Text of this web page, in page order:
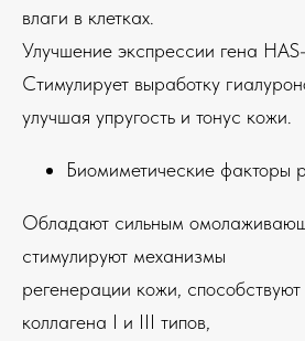
влаги в клетках.
Улучшение экспрессии гена
Стимулирует выработку
улучшая упругость и тонус кожи.
Биомиметические факторы
Обладают сильным
стимулируют механизмы
регенерации кожи,
коллагена I и III типов,